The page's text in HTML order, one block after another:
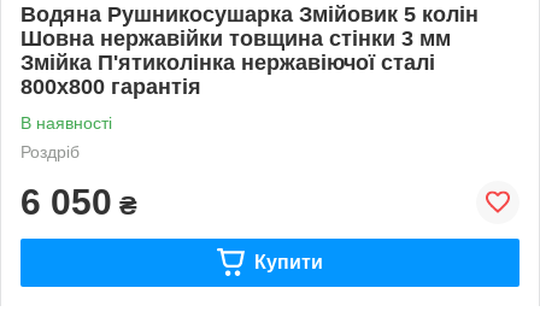
Водяна Рушникосушарка Змійовик 5 колін
Шовна нержавійки товщина стінки 3 мм
Змійка П'ятиколінка нержавіючої сталі
800х800 гарантія
В наявності
Роздріб
6 050 ₴
Купити